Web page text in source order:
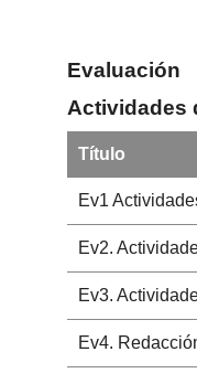
Evaluación
Actividades
Título
Ev1
Ev2.
Ev3.
Ev4.